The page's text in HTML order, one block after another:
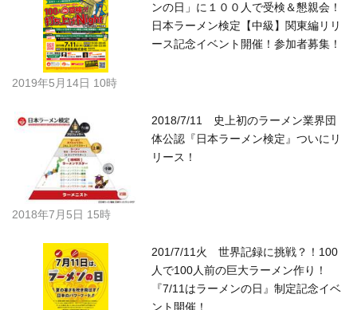
ンの日」に１００人で受検＆懇親会！
日本ラーメン検定【中級】関東編リリ
ース記念イベント開催！参加者募集！
2019年5月14日 10時
2018/7/11 史上初のラーメン業界団
体公認『日本ラーメン検定』ついにリ
リース！
2018年7月5日 15時
201/7/11火 世界記録に挑戦？！100
人で100人前の巨大ラーメン作り！
『7/11はラーメンの日』制定記念イベ
ント開催！